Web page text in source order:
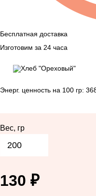
Бесплатная доставка
Изготовим за 24 часа
Энерг. ценность на 100 гр:
Вес, гр
200
130 ₽